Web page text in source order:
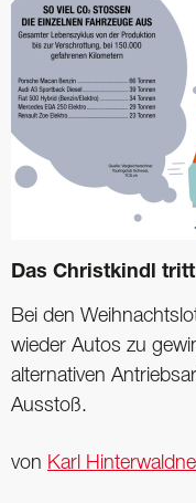
Das Christkindl
Bei den
wieder Autos zu
alternativen
Ausstoß.
von Karl